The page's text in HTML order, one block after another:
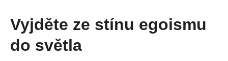
Vyjděte ze stínu egoismu
do světla